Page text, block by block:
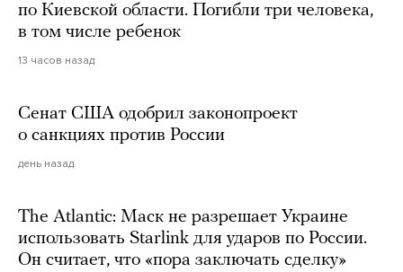
по Киевской области. Погибли три человека,
в том числе ребенок
13 часов назад
Сенат США одобрил законопроект
о санкциях против России
день назад
The Atlantic: Маск не разрешает Украине
использовать Starlink для ударов по России.
Он считает, что «пора заключать сделку»